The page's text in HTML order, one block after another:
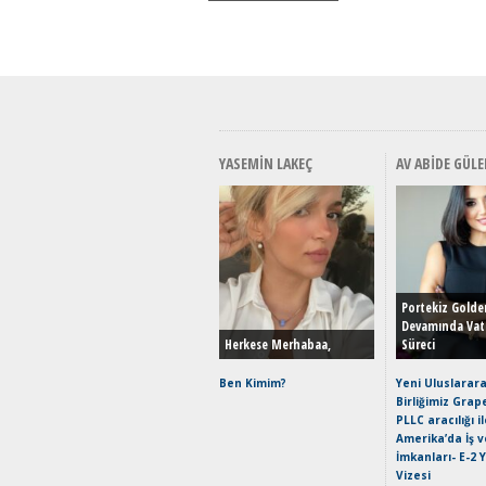
YASEMIN LAKEÇ
Herkese Merhabaa,
Ben Kimim?
AV ABIDE
Portekiz
Devamında
Süreci
Yeni
Birliğimiz
PLLC aracılığı
Amerika’da İş
İmkanları- E-2
Vizesi